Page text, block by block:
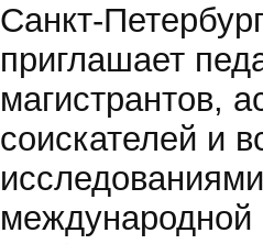
Санкт-
приглашает
магистрантов,
соискателей и
международной